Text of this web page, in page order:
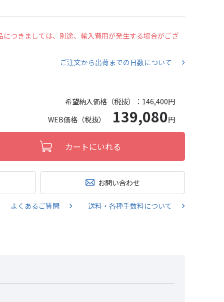
つきましては、別途、輸入費用が発生する場合がござ
ご注文から出荷までの日数について
希望納入価格（税抜）： 146,400円
WEB価格（税抜） 139,080円
カートにいれる
お問い合わせ
よくあるご質問 送料・各種手数料について